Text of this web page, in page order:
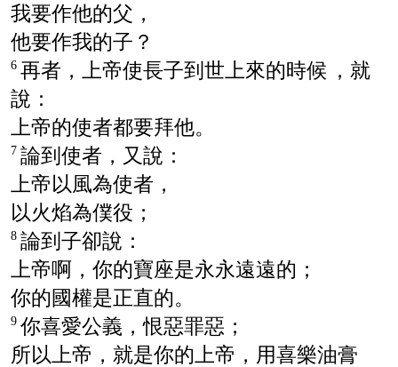
我要作他的父，
他要作我的子？
6 再者，上帝使長子到世上來的時候 ，就
說：
上帝的使者都要拜他。
7 論到使者，又說：
上帝以風為使者，
以火焰為僕役；
8 論到子卻說：
上帝啊，你的寶座是永永遠遠的；
你的國權是正直的。
9 你喜愛公義，恨惡罪惡；
所以上帝，就是你的上帝，用喜樂油膏